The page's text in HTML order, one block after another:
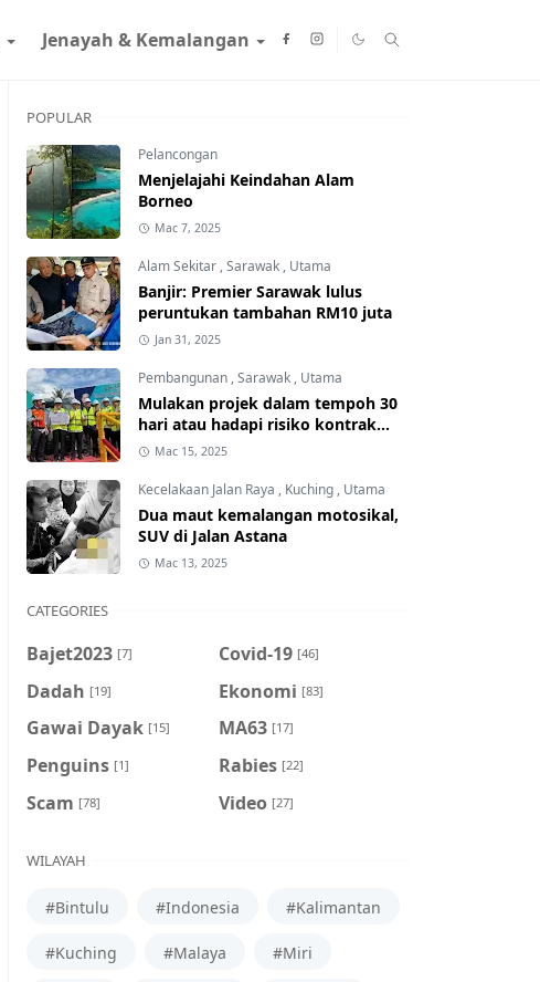
Jenayah & Kemalangan
POPULAR
Pelancongan
Menjelajahi Keindahan Alam
Borneo
Mac 7, 2025
Alam Sekitar ,Sarawak , Utama
Banjir: Premier Sarawak lulus
peruntukan tambahan RM10 juta
Jan 31, 2025
Pembangunan ,Sarawak , Utama
Mulakan projek dalam tempoh 30
hari atau hadapi risiko kontrak
ditamatkan
Mac 15, 2025
Kecelakaan Jalan Raya , Kuching , Utama
Dua maut kemalangan motosikal,
SUV di Jalan Astana
Mac 13, 2025
CATEGORIES
Bajet2023 [7] Covid-19 [46]
Dadah [19] Ekonomi [83]
Gawai Dayak [15] MA63 [17]
Penguins [1] Rabies [22]
Scam [78] Video [27]
WILAYAH
#Bintulu #Indonesia #Kalimantan
#Kuching #Malaya #Miri